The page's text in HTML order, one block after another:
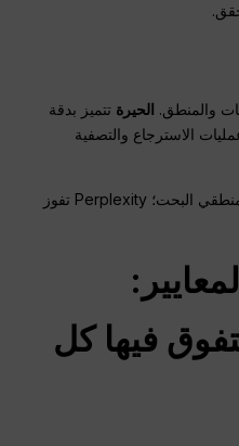
والمنطق. الحيرة تتميز بدقة
الاسترجاع والتصفية
DeepSeek تفوز في التفكير المنطقي البحت؛ Perplexity تفوز
فيها كل